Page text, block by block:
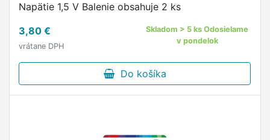
Napätie 1,5 V Balenie obsahuje 2 ks
3,80 €
vrátane DPH
Skladom > 5 ks Odosielame
v pondelok
Do košíka